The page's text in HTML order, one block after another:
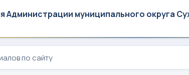
Администрации муниципального округа